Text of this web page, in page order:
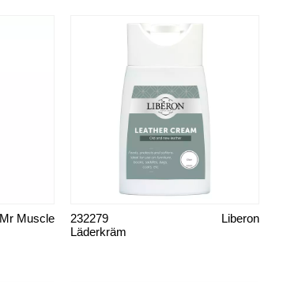
Mr Muscle
Läderkräm
Liberon
232279